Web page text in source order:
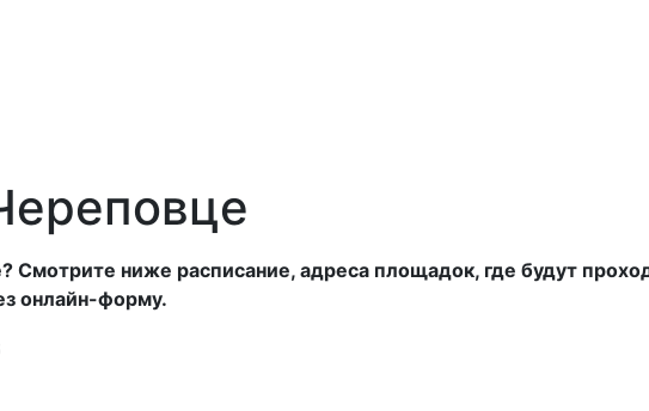
ниже расписание, адреса площадок, где будут
онлайн-форму.